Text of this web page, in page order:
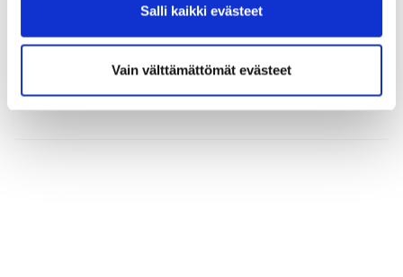
Salli kaikki evästeet
Vain välttämättömät evästeet
Olen lukenuttietosuojaselosteen
henkilötietojeni käsittelyn (*)
(*) Tieto on pakollinen